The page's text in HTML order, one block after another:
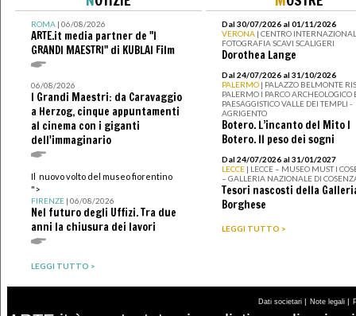
ROMA| 06/08/2026
ARTE.it media partner de "I
GRANDI MAESTRI" di KUBLAI Film
06/08/2026
I Grandi Maestri: da Caravaggio
a Herzog, cinque appuntamenti
al cinema con i giganti
dell'immaginario
Il nuovo volto del museo fiorentino
">
FIRENZE| 06/08/2026
Nel futuro degli Uffizi. Tra due
anni la chiusura dei lavori
LEGGI TUTTO >
Dal 30/07/2026 al 01/11/2026
VERONA | CENTRO
FOTOGRAFIA SCAVI SCALIGERI
Dorothea Lange
Dal 24/07/2026 al 31/10/2026
PALERMO | PALAZZO BELMONTE
PALERMO I PARCO ARCHEOLOGICO
PAESAGGISTICO VALLE DEI TEMPLI -
AGRIGENTO
Botero. L’incanto del Mito I
Botero. Il peso dei sogni
Dal 24/07/2026 al 31/01/2027
LECCE | LECCE – MUSEO MUST I
– GALLERIA NAZIONALE DI
Tesori nascosti della
Borghese
LEGGI TUTTO >
Dati societari | Note legali |